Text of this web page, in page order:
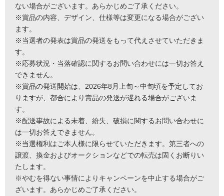
ない場合がございます。あらかじめご了承ください。
※賞品の内容、デザイン、仕様等は変更になる場合がござい
ます。
※当選者の発表は賞品の発送をもって代えさせていただきま
す。
※応募状況・当落確認に関するお問い合わせには一切お答え
できません。
※賞品の発送開始は、2026年8月上旬～中旬頃を予定してお
りますが、都合により賞品の発送が遅れる場合がございま
す。
※配送事故による未着、紛失、破損に関するお問い合わせに
は一切お答えできません。
※当選権利はご本人様に限らせていただきます。第三者への
譲渡、換金およびオークションなどでの転売は固くお断りい
たします。
※やむを得ない事情によりキャンペーンを中止する場合がご
ざいます。あらかじめご了承ください。